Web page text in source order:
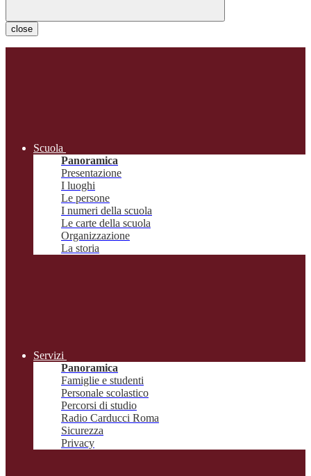
close
Scuola
Panoramica
Presentazione
I luoghi
Le persone
I numeri della scuola
Le carte della scuola
Organizzazione
La storia
Servizi
Panoramica
Famiglie e studenti
Personale scolastico
Percorsi di studio
Radio Carducci Roma
Sicurezza
Privacy